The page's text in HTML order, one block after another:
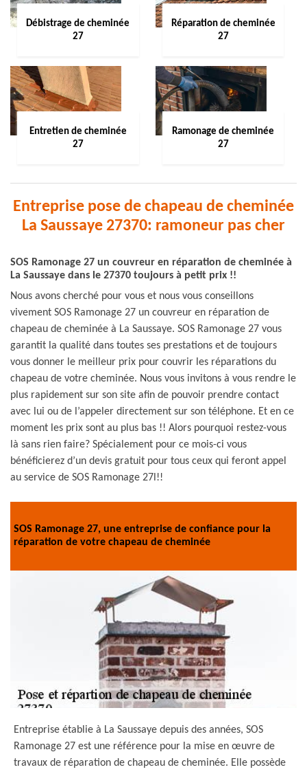
Débistrage de cheminée
27
Réparation de cheminée
27
Entretien de cheminée
27
Ramonage de cheminée
27
Entreprise pose de chapeau de cheminée
La Saussaye 27370: ramoneur pas cher
SOS Ramonage 27 un couvreur en réparation de cheminée à
La Saussaye dans le 27370 toujours à petit prix !!
Nous avons cherché pour vous et nous vous conseillons
vivement SOS Ramonage 27 un couvreur en réparation de
chapeau de cheminée à La Saussaye. SOS Ramonage 27 vous
garantit la qualité dans toutes ses prestations et de toujours
vous donner le meilleur prix pour couvrir les réparations du
chapeau de votre cheminée. Nous vous invitons à vous rendre le
plus rapidement sur son site afin de pouvoir prendre contact
avec lui ou de l’appeler directement sur son téléphone. Et en ce
moment les prix sont au plus bas !! Alors pourquoi restez-vous
là sans rien faire? Spécialement pour ce mois-ci vous
bénéficierez d’un devis gratuit pour tous ceux qui feront appel
au service de SOS Ramonage 27l!!
SOS Ramonage 27, une entreprise de confiance pour la
réparation de votre chapeau de cheminée
Entreprise établie à La Saussaye depuis des années, SOS
Ramonage 27 est une référence pour la mise en œuvre de
travaux de réparation de chapeau de cheminée. Elle possède